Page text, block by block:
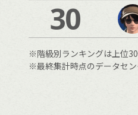
30
※階級別ランキングは上位30
※最終集計時点のデータセン